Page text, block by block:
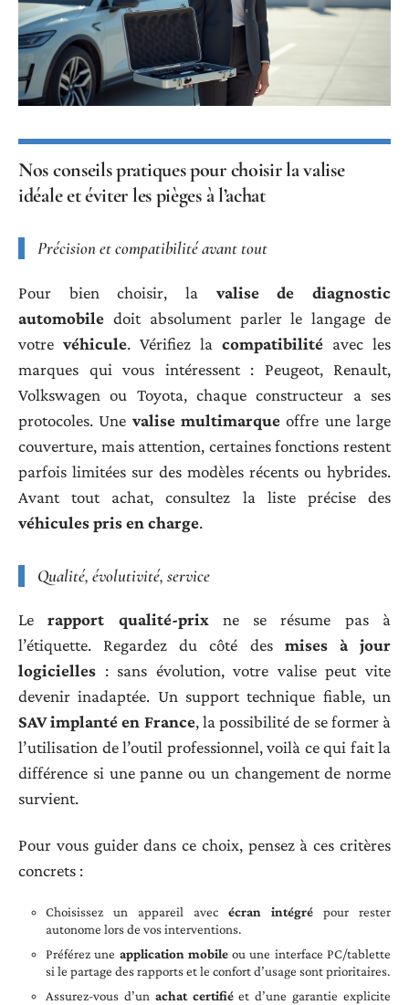
Nos conseils pratiques pour choisir la valise
idéale et éviter les pièges à l’achat
Précision et compatibilité avant tout
Pour bien choisir, la valise de diagnostic
automobile doit absolument parler le langage de
votre véhicule. Vérifiez la compatibilité avec les
marques qui vous intéressent : Peugeot, Renault,
Volkswagen ou Toyota, chaque constructeur a ses
protocoles. Une valise multimarque offre une large
couverture, mais attention, certaines fonctions restent
parfois limitées sur des modèles récents ou hybrides.
Avant tout achat, consultez la liste précise des
véhicules pris en charge.
Qualité, évolutivité, service
Lerapport qualité-prixne se résume pas à
l’étiquette. Regardez du côté des mises à jour
logicielles : sans évolution, votre valise peut vite
devenir inadaptée. Un support technique fiable, un
SAV implanté en France, la possibilité de se former à
l’utilisation de l’outil professionnel, voilà ce qui fait la
différence si une panne ou un changement de norme
survient.
Pour vous guider dans ce choix, pensez à ces critères
concrets :
Choisissez un appareil avec écran intégré pour rester
autonome lors de vos interventions.
Préférez une application mobileou une interface PC/tablette
si le partage des rapports et le confort d’usage sont prioritaires.
Assurez-vous d’un achat certifiéet d’une garantie explicite